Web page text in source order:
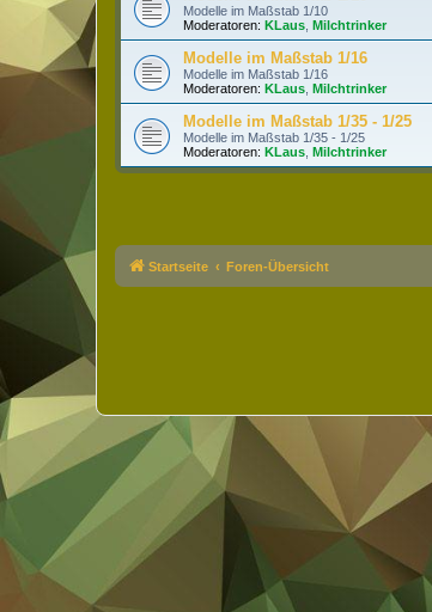
Modelle im Maßstab 1/10
Moderatoren: KLaus Milchtrinker
Modelle im Maßstab 1/16
Modelle im Maßstab 1/16
Moderatoren: KLaus Milchtrinker
Modelle im Maßstab 1/35 - 1/25
Modelle im Maßstab 1/35 - 1/25
Moderatoren: KLaus Milchtrinker
Startseite Foren-Übersicht